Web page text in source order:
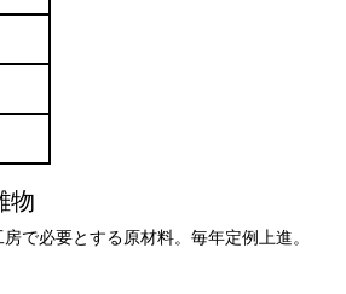
物
で必要とする原材料。毎年定例上進。